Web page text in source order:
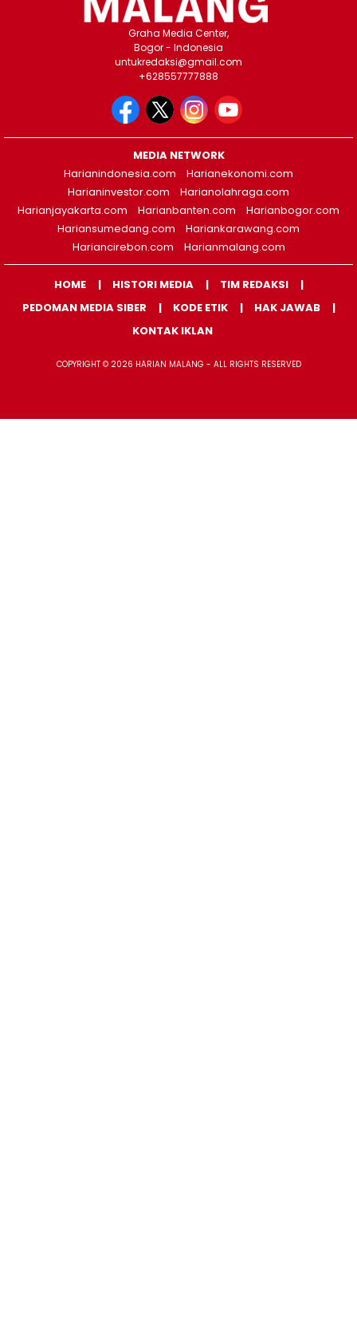
Graha Media Center,
Bogor - Indonesia
untukredaksi@gmail.com
+628557777888
MEDIA NETWORK
Harianindonesia.com
Harianekonomi.com
Harianinvestor.com
Harianolahraga.com
Harianjayakarta.com
Harianbanten.com
Harianbogor.com
Hariansumedang.com
Hariankarawang.com
Hariancirebon.com
Harianmalang.com
HOME HISTORI MEDIA
TIM REDAKSI
PEDOMAN MEDIA SIBER
KODE ETIK
HAK JAWAB
KONTAK IKLAN
COPYRIGHT © 2026 HARIAN MALANG - ALL RIGHTS RESERVED